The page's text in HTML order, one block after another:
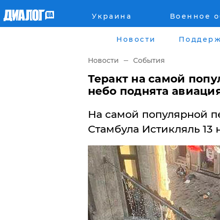
Украина Военное
Военное обозрение
Наука и Техника
Города
Луганск
Киев
Харьков
Днепр
Львов
Одесса
Новости
Новости События
Теракт на самой
небо поднята
На самой популярной
Стамбула Истикляль 13